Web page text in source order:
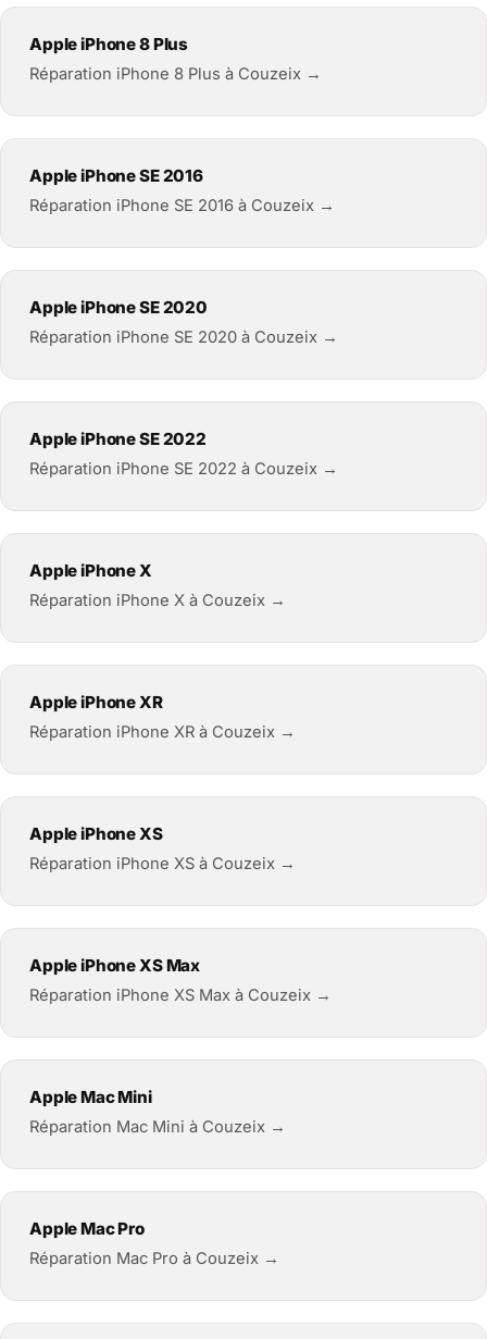
Apple iPhone 8 Plus
Réparation iPhone 8 Plus à Couzeix →
Apple iPhone SE 2016
Réparation iPhone SE 2016 à Couzeix →
Apple iPhone SE 2020
Réparation iPhone SE 2020 à Couzeix →
Apple iPhone SE 2022
Réparation iPhone SE 2022 à Couzeix →
Apple iPhone X
Réparation iPhone X à Couzeix →
Apple iPhone XR
Réparation iPhone XR à Couzeix →
Apple iPhone XS
Réparation iPhone XS à Couzeix →
Apple iPhone XS Max
Réparation iPhone XS Max à Couzeix →
Apple Mac Mini
Réparation Mac Mini à Couzeix →
Apple Mac Pro
Réparation Mac Pro à Couzeix →